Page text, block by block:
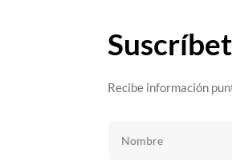
Recibe información